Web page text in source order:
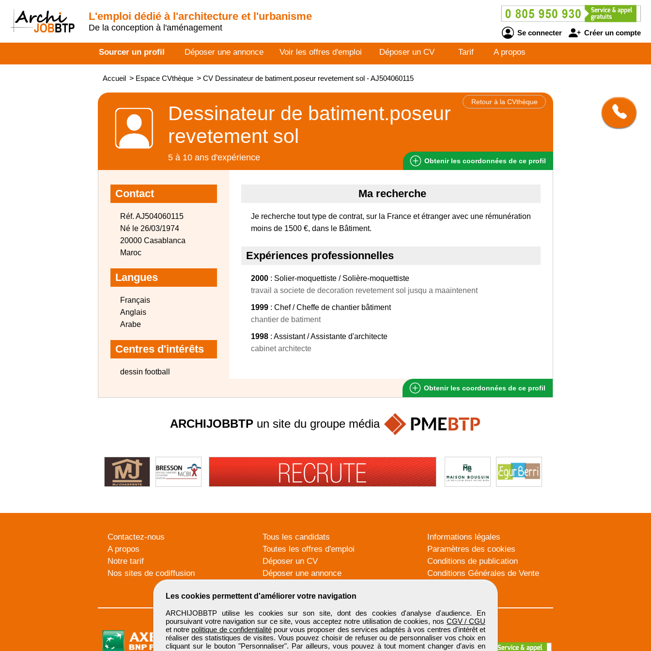
L'emploi dédié à l'architecture et l'urbanisme
De la conception à l'aménagement
Se connecter Créer un compte
Sourcer un profil Déposer une annonce Voir les offres d'emploi Déposer un CV Tarif A propos
Accueil > Espace CVthèque > CV Dessinateur de batiment.poseur revetement sol - AJ504060115
Retour à la CVthèque
Dessinateur de batiment.poseur
revetement sol
5 à 10 ans d'expérience Obtenir les coordonnées de ce profil
Contact
Réf. AJ504060115
Né le 26/03/1974
20000 Casablanca
Maroc
Langues
Français
Anglais
Arabe
Centres d'intérêts
dessin football
Ma recherche
Je recherche tout type de contrat, sur la France et étranger avec une rémunération
moins de 1500 €, dans le Bâtiment.
Expériences professionnelles
2000 : Solier-moquettiste / Solière-moquettiste
travail a societe de decoration revetement sol jusqu a maaintenent
1999 : Chef / Cheffe de chantier bâtiment
chantier de batiment
1998 : Assistant / Assistante d'architecte
cabinet architecte
Obtenir les coordonnées de ce profil
Les cookies permettent d'améliorer votre navigation
ARCHIJOBBTP utilise les cookies sur son site, dont des cookies d'analyse d'audience. En
poursuivant votre navigation sur ce site, vous acceptez notre utilisation de cookies, nos CGV / CGU
et notre politique de confidentialitépour vous proposer des services adaptés à vos centres d'intérêt et
réaliser des statistiques de visites. Vous pouvez choisir de refuser ou de personnaliser vos choix en
cliquant sur le bouton "Personnaliser". Par ailleurs, vous pouvez à tout moment changer d'avis en
ARCHIJOBBTPun site du groupe média
Contactez-nous
A propos
Notre tarif
Nos sites de codiffusion
Tous les candidats
Toutes les offres d'emploi
Déposer un CV
Déposer une annonce
Informations légales
Paramètres des cookies
Conditions de publication
Conditions Générales de Vente